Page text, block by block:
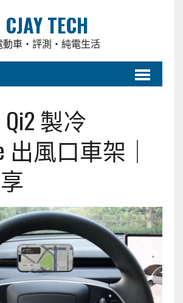
CJAY TECH
動車・評測・純電生活
製冷
出風口車架｜